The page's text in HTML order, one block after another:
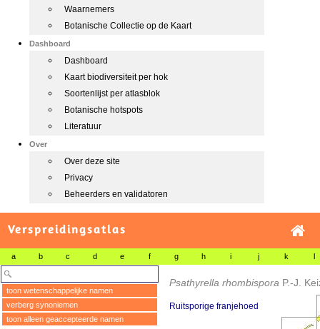
Waarnemers
Botanische Collectie op de Kaart
Dashboard
Dashboard
Kaart biodiversiteit per hok
Soortenlijst per atlasblok
Botanische hotspots
Literatuur
Over
Over deze site
Privacy
Beheerders en validatoren
Verspreidingsatlas
a b c d e f g h i j k l
toon wetenschappelijke namen
verberg synoniemen
toon alleen geaccepteerde namen
Psathyrella rhombispora P.-J.
Ruitsporige franjehoed